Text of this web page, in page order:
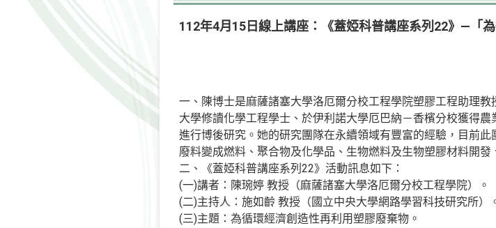
112年4月15日線上講座：《蓋婭科普講座系列22》—「
一、陳博士是麻薩諸塞大學洛厄爾分校工程學院塑膠工程助理
大學修讀化學工程學士、於伊利諾大學厄巴納－香檳分校獲得
進行博後研究。她的研究團隊在永續領域有豐富的經驗，目前
廢料變成燃料、聚合物及化學品、生物燃料及生物塑膠材料開
二、《蓋婭科普講座系列22》活動訊息如下：
(一)講者：陳琬婷 教授（麻薩諸塞大學洛厄爾分校工程學院）。
(二)主持人：施如齡 教授（國立中央大學網路學習科技研究所）
(三)主題：為循環經濟創造性再利用塑膠廢棄物。